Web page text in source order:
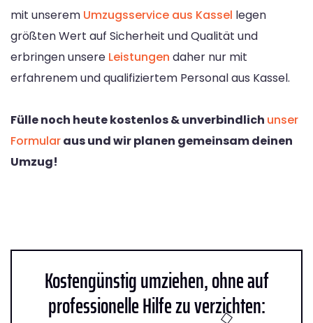
mit unserem Umzugsservice aus Kassel legen
größten Wert auf Sicherheit und Qualität und
erbringen unsere Leistungen daher nur mit
erfahrenem und qualifiziertem Personal aus Kassel.
Fülle noch heute kostenlos & unverbindlich unser
Formularaus und wir planen gemeinsam deinen
Umzug!
Kostengünstig umziehen, ohne auf
professionelle Hilfe zu verzichten: